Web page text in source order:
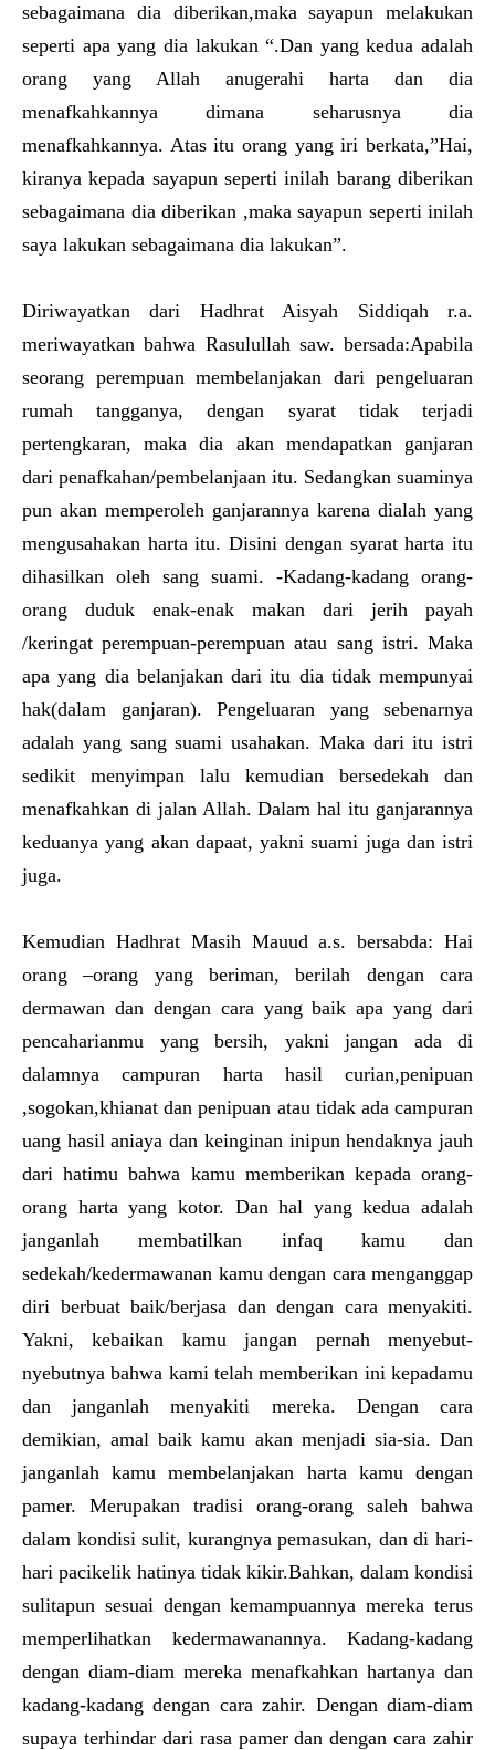
sebagaimana dia diberikan,maka sayapun melakukan
seperti apa yang dia lakukan “.Dan yang kedua adalah
orang yang Allah anugerahi harta dan dia
menafkahkannya dimana seharusnya dia
menafkahkannya. Atas itu orang yang iri berkata,”Hai,
kiranya kepada sayapun seperti inilah barang diberikan
sebagaimana dia diberikan ,maka sayapun seperti inilah
saya lakukan sebagaimana dia lakukan”.
Diriwayatkan dari Hadhrat Aisyah Siddiqah r.a.
meriwayatkan bahwa Rasulullah saw. bersada:Apabila
seorang perempuan membelanjakan dari pengeluaran
rumah tangganya, dengan syarat tidak terjadi
pertengkaran, maka dia akan mendapatkan ganjaran
dari penafkahan/pembelanjaan itu. Sedangkan suaminya
pun akan memperoleh ganjarannya karena dialah yang
mengusahakan harta itu. Disini dengan syarat harta itu
dihasilkan oleh sang suami. -Kadang-kadang orang-
orang duduk enak-enak makan dari jerih payah
/keringat perempuan-perempuan atau sang istri. Maka
apa yang dia belanjakan dari itu dia tidak mempunyai
hak(dalam ganjaran). Pengeluaran yang sebenarnya
adalah yang sang suami usahakan. Maka dari itu istri
sedikit menyimpan lalu kemudian bersedekah dan
menafkahkan di jalan Allah. Dalam hal itu ganjarannya
keduanya yang akan dapaat, yakni suami juga dan istri
juga.
Kemudian Hadhrat Masih Mauud a.s. bersabda: Hai
orang –orang yang beriman, berilah dengan cara
dermawan dan dengan cara yang baik apa yang dari
pencaharianmu yang bersih, yakni jangan ada di
dalamnya campuran harta hasil curian,penipuan
,sogokan,khianat dan penipuan atau tidak ada campuran
uang hasil aniaya dan keinginan inipun hendaknya jauh
dari hatimu bahwa kamu memberikan kepada orang-
orang harta yang kotor. Dan hal yang kedua adalah
janganlah membatilkan infaq kamu dan
sedekah/kedermawanan kamu dengan cara menganggap
diri berbuat baik/berjasa dan dengan cara menyakiti.
Yakni, kebaikan kamu jangan pernah menyebut-
nyebutnya bahwa kami telah memberikan ini kepadamu
dan janganlah menyakiti mereka. Dengan cara
demikian, amal baik kamu akan menjadi sia-sia. Dan
janganlah kamu membelanjakan harta kamu dengan
pamer. Merupakan tradisi orang-orang saleh bahwa
dalam kondisi sulit, kurangnya pemasukan, dan di hari-
hari pacikelik hatinya tidak kikir.Bahkan, dalam kondisi
sulitapun sesuai dengan kemampuannya mereka terus
memperlihatkan kedermawanannya. Kadang-kadang
dengan diam-diam mereka menafkahkan hartanya dan
kadang-kadang dengan cara zahir. Dengan diam-diam
supaya terhindar dari rasa pamer dan dengan cara zahir